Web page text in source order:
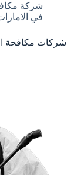
شركة
في
شركات مكافحة